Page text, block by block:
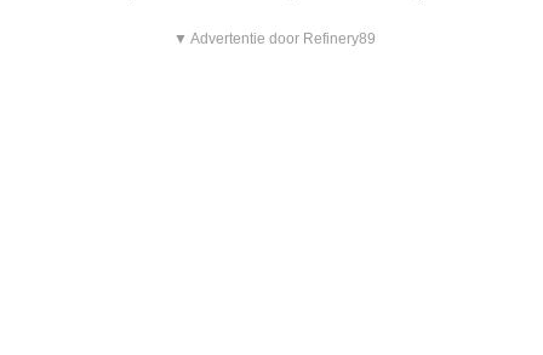
▼ Advertentie door Refinery89